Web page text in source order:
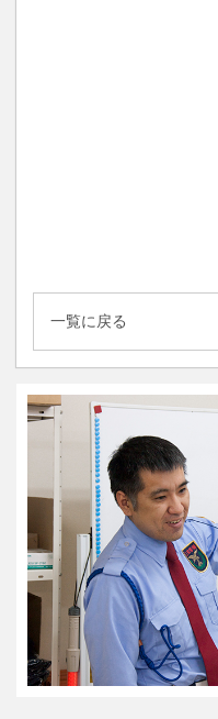
一覧に戻る